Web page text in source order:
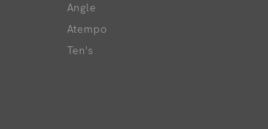
Angle
Atempo
Ten's